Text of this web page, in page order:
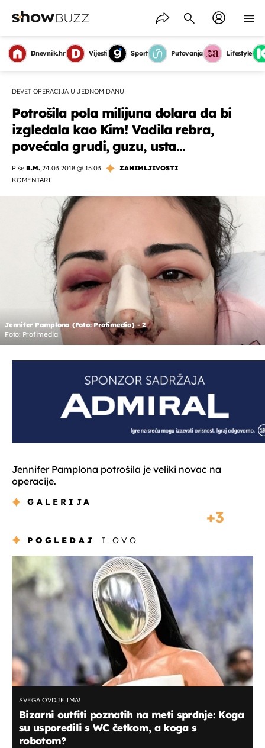
Dnevnik.hr Vijesti Sport Putovanja Lifestyle
DEVET OPERACIJA U JEDNOM DANU
Potrošila pola milijuna dolara da bi
izgledala kao Kim! Vadila rebra,
povećala grudi, guzu, usta...
Piše B.M.,24.03.2018 @ 15:03
ZANIMLJIVOSTI
KOMENTARI
Jennifer Pamplona (Foto: Profimedia) - 2
Foto: Profimedia
Jennifer Pamplona potrošila je veliki novac na
operacije.
GALERIJA
3
POGLEDAJ I OVO
SVEGA OVDJE IMA!
Bizarni outfiti poznatih na meti sprdnje: Koga
su usporedili s WC četkom, a koga s
robotom?